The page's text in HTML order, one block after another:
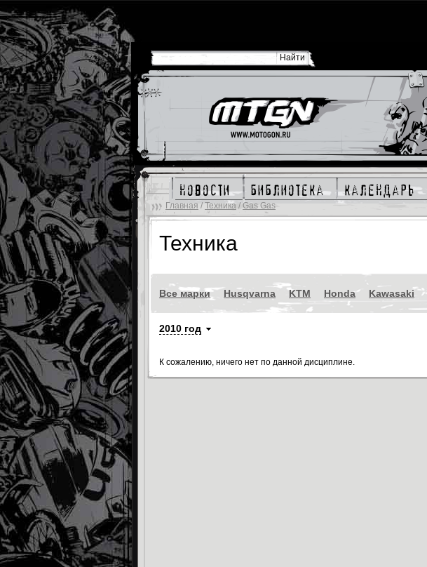
новости библиотека календарь
Главная /Техника /Gas Gas
Техника
Все марки Husqvarna KTM Honda Kawasaki
2010 год
К сожалению, ничего нет по данной дисциплине.